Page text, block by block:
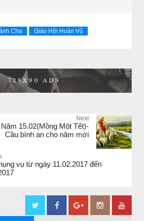
Cha Giáo Hội Hoàn Vũ
Next
15.02(Mồng Một Tết)-
Cầu bình an cho năm mới
vụ từ ngày 11.02.2017 đến